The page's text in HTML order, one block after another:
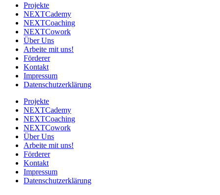
Projekte
NEXTCademy
NEXTCoaching
NEXTCowork
Über Uns
Arbeite mit uns!
Förderer
Kontakt
Impressum
Datenschutzerklärung
Projekte
NEXTCademy
NEXTCoaching
NEXTCowork
Über Uns
Arbeite mit uns!
Förderer
Kontakt
Impressum
Datenschutzerklärung